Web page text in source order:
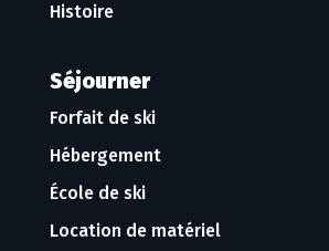
Histoire
Séjourner
Forfait de ski
Hébergement
École de ski
Location de matériel